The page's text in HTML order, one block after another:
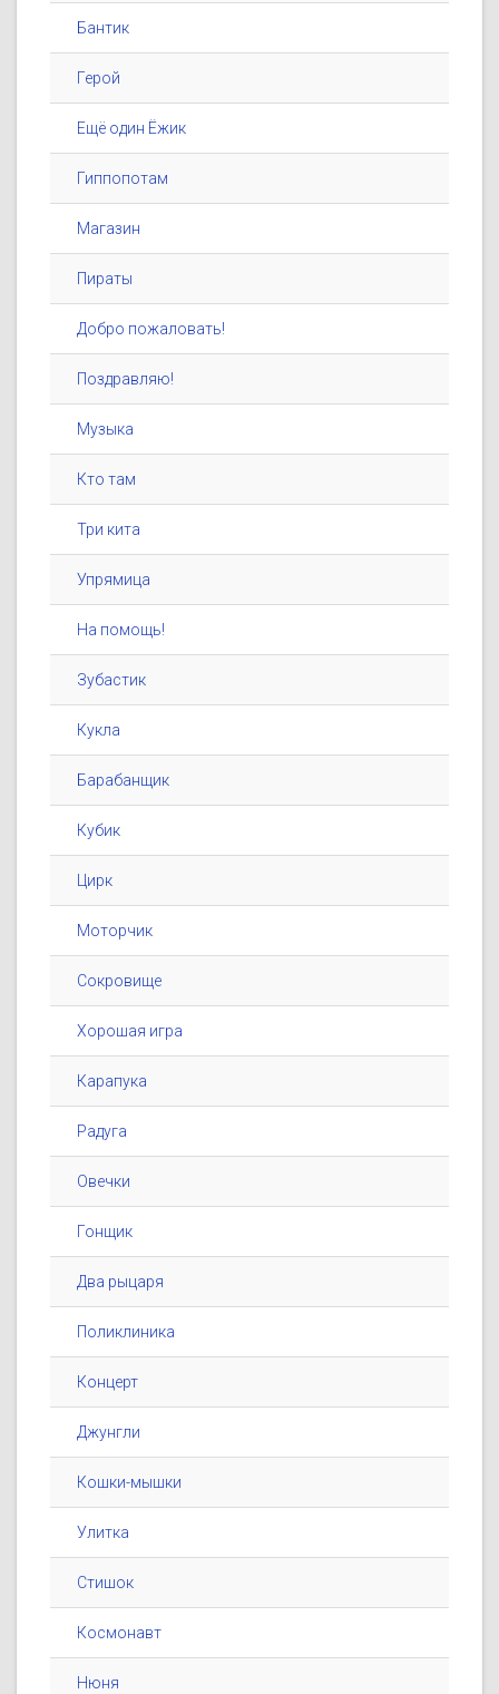
Бантик
Герой
Ещё один Ёжик
Гиппопотам
Магазин
Пираты
Добро пожаловать!
Поздравляю!
Музыка
Кто там
Три кита
Упрямица
На помощь!
Зубастик
Кукла
Барабанщик
Кубик
Цирк
Моторчик
Сокровище
Хорошая игра
Карапука
Радуга
Овечки
Гонщик
Два рыцаря
Поликлиника
Концерт
Джунгли
Кошки-мышки
Улитка
Стишок
Космонавт
Нюня